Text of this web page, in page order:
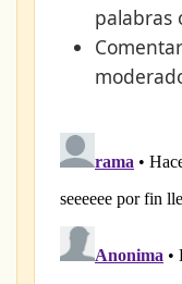
palabras